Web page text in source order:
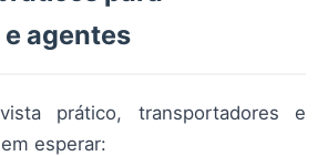
agentes
prático, transportadores e
esperar: